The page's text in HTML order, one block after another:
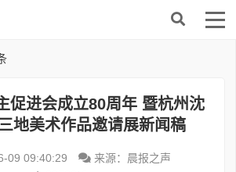
促进会成立80周年 暨杭州沈
地美术作品邀请展新闻稿
09 09:40:29
来源：晨报之声